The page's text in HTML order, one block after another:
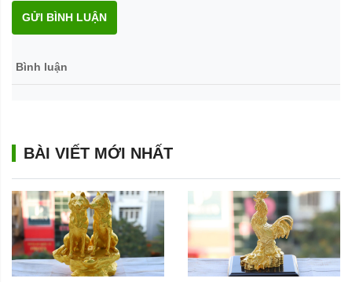
GỬI BÌNH LUẬN
Bình luận
BÀI VIẾT MỚI NHẤT